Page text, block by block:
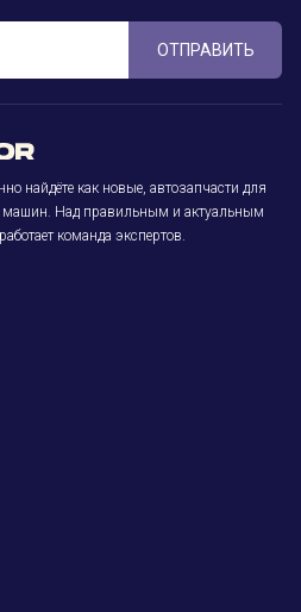
ОТПРАВИТЬ
найдёте как новые, автозапчасти для
машин. Над правильным и актуальным
команда экспертов.